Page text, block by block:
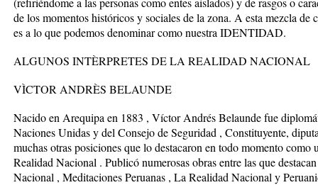
de los momentos históricos y sociales de la zona. A esta mezcla de
es a lo que podemos denominar como nuestra IDENTIDAD.
ALGUNOS INTÈRPRETES DE LA REALIDAD NACIONAL
VÌCTOR ANDRÈS BELAUNDE
Nacido en Arequipa en 1883 , Víctor Andrés Belaunde fue
Naciones Unidas y del Consejo de Seguridad , Constituyente,
muchas otras posiciones que lo destacaron en todo momento
Realidad Nacional . Publicó numerosas obras entre las que
Nacional , Meditaciones Peruanas , La Realidad Nacional y